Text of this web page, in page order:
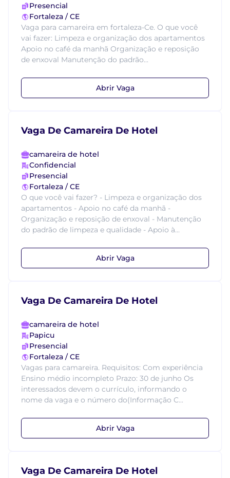
Presencial
Fortaleza / CE
Vaga para camareira em fortaleza-Ce. O que você
vai fazer: Limpeza e organização dos apartamentos
Apoio no café da manhã Organização e reposição
de enxoval Manutenção do padrão...
Abrir Vaga
Vaga De Camareira De Hotel
camareira de hotel
Confidencial
Presencial
Fortaleza / CE
O que você vai fazer? - Limpeza e organização dos
apartamentos - Apoio no café da manhã -
Organização e reposição de enxoval - Manutenção
do padrão de limpeza e qualidade - Apoio à...
Abrir Vaga
Vaga De Camareira De Hotel
camareira de hotel
Papicu
Presencial
Fortaleza / CE
Vagas para camareira. Requisitos: Com experiência
Ensino médio incompleto Prazo: 30 de junho Os
interessados devem o currículo, informando o
nome da vaga e o número do(Informação C...
Abrir Vaga
Vaga De Camareira De Hotel